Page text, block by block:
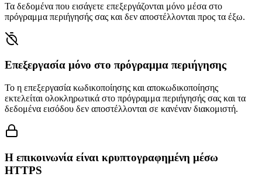
Τα δεδομένα που εισάγετε επεξεργάζονται μόνο μέσα στο
πρόγραμμα περιήγησής σας και δεν αποστέλλονται προς τα έξω.
Επεξεργασία μόνο στο πρόγραμμα περιήγησης
Το η επεξεργασία κωδικοποίησης και αποκωδικοποίησης
εκτελείται ολοκληρωτικά στο πρόγραμμα περιήγησής σας και τα
δεδομένα εισόδου δεν αποστέλλονται σε κανέναν διακομιστή.
Η επικοινωνία είναι κρυπτογραφημένη μέσω
HTTPS